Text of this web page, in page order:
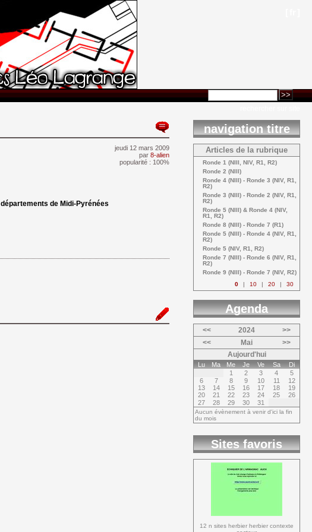
jeudi 12 mars 2009
par 8-alien
popularité : 100%
départements de Midi-Pyrénées
navigation titre
Articles de la rubrique
Ronde 1 (NIII, NIV, R1, R2)
Ronde 2 (NIII)
Ronde 4 (NIII) - Ronde 3 (NIV, R1,
R2)
Ronde 3 (NIII) - Ronde 2 (NIV, R1,
R2)
Ronde 5 (NIII) & Ronde 4 (NIV,
R1, R2)
Ronde 8 (NIII) - Ronde 7 (R1)
Ronde 5 (NIII) - Ronde 4 (NIV, R1,
R2)
Ronde 5 (NIV, R1, R2)
Ronde 7 (NIII) - Ronde 6 (NIV, R1,
R2)
Ronde 9 (NIII) - Ronde 7 (NIV, R2)
0
| 10 | 20 | 30
Agenda
<< 2024
>>
<<
Mai
>>
Aujourd'hui
Lu Ma Me Je Ve Sa
Di
1
2 3 4
5
6
7 8 9 10 11
12
13
14 15 16 17 18
19
20
21 22 23 24 25
26
27
28 29 30 31
Aucun évènement à venir d'ici la fin
du mois
Sites favoris
12 n sites herbier herbier contexte